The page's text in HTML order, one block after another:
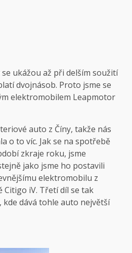
ukážou až při delším soužití
dvojnásob. Proto jsme se
elektromobilem Leapmotor
auto z Číny, takže nás
o to víc. Jak se na spotřebě
zkraje roku, jsme
jako jsme ho postavili
elektromobilu z
Citigo iV. Třetí díl se tak
dává tohle auto největší